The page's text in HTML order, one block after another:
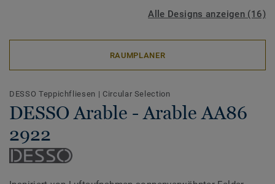
Alle Designs anzeigen (16)
RAUMPLANER
DESSO Teppichfliesen | Circular Selection
DESSO Arable - Arable AA86
2922